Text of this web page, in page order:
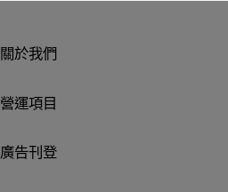
關於我們
營運項目
廣告刊登